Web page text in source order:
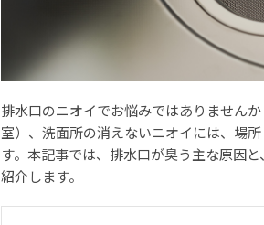
排水口のニオイでお悩みではありません
室）、洗面所の消えないニオイには、場
す。本記事では、排水口が臭う主な原因
紹介します。